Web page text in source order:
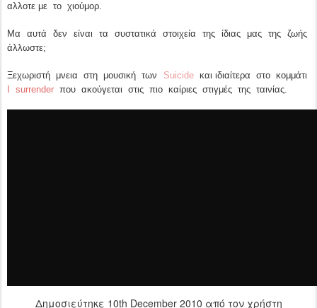
αλλοτε με το χιούμορ.
Μα αυτά δεν είναι τα συστατικά στοιχεία της ίδιας μας της ζωής
άλλωστε;
Ξεχωριστή μνεια στη μουσική των Suicideκαι ιδιαίτερα στο κομμάτι
I surrender που ακούγεται στις πιο καίριες στιγμές της ταινίας.
Δημοσιεύτηκε 10th December 2010 από τον χρήστη